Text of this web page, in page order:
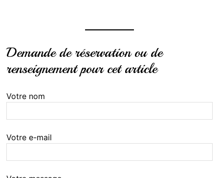
Demande de réservation ou de
renseignement pour cet article
Votre nom
Votre e-mail